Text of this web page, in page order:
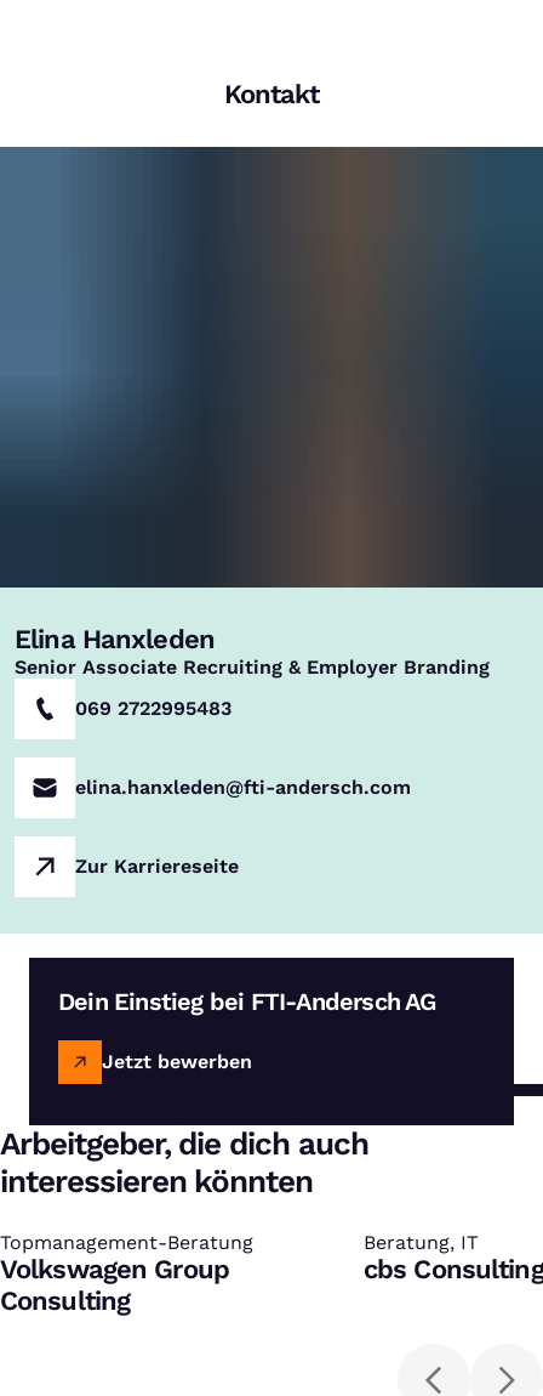
Kontakt
Elina Hanxleden
,
Senior Associate Recruiting & Employer Branding
069 2722995483
elina.hanxleden@fti-andersch.com
Zur Karriereseite
Dein Einstieg bei FTI-Andersch AG
Jetzt bewerben
Arbeitgeber, die dich auch
interessieren könnten
Topmanagement-Beratung
:
Volkswagen Group
Consulting
Beratung, IT
:
cbs Consulting